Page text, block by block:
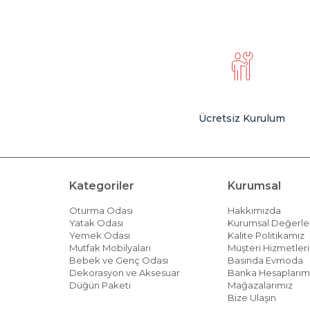
Ücretsiz Kurulum
Kategoriler
Oturma Odası
Yatak Odası
Yemek Odası
Mutfak Mobilyaları
Bebek ve Genç Odası
Dekorasyon ve Aksesuar
Düğün Paketi
Kurumsal
Hakkımızda
Kurumsal
Kalite Politikamız
Müşteri Hizmetleri
Basında Evmoda
Banka
Mağazalarımız
Bize Ulaşın